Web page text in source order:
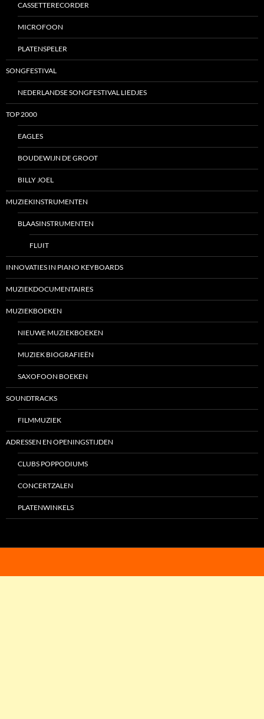
CASSETTERECORDER
MICROFOON
PLATENSPELER
SONGFESTIVAL
NEDERLANDSE SONGFESTIVAL LIEDJES
TOP 2000
EAGLES
BOUDEWIJN DE GROOT
BILLY JOEL
MUZIEKINSTRUMENTEN
BLAASINSTRUMENTEN
FLUIT
INNOVATIES IN PIANO KEYBOARDS
MUZIEKDOCUMENTAIRES
MUZIEKBOEKEN
NIEUWE MUZIEKBOEKEN
MUZIEK BIOGRAFIEËN
SAXOFOON BOEKEN
SOUNDTRACKS
FILMMUZIEK
ADRESSEN EN OPENINGSTIJDEN
CLUBS POPPODIUMS
CONCERTZALEN
PLATENWINKELS